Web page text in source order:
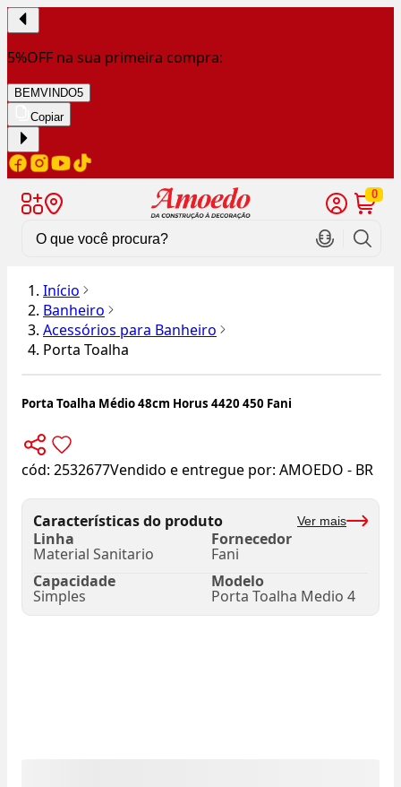
5%OFF na sua primeira compra:
BEMVINDO5
Copiar
0
Início
Banheiro
Acessórios para Banheiro
Porta Toalha
Porta Toalha Médio 48cm Horus 4420 450 Fani
cód: 2532677Vendido e entregue por: AMOEDO - BR
Características do produto Ver mais
Linha
Material Sanitario
Fornecedor
Fani
Capacidade
Simples
Modelo
Porta Toalha Medio 4